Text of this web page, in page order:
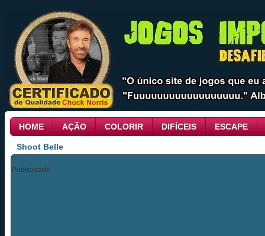
HOME AÇÃO COLORIR DIFÍCEIS ESCAPE
Shoot Belle
Publicidade